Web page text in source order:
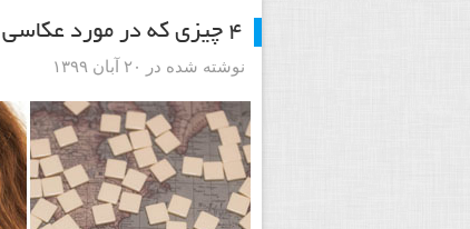
۴ چیزی که در مورد عکاسی در سال ۲۰۲۰ (تا کنون) یاد گرفته ام
نوشته شده در ۲۰ آبان ۱۳۹۹